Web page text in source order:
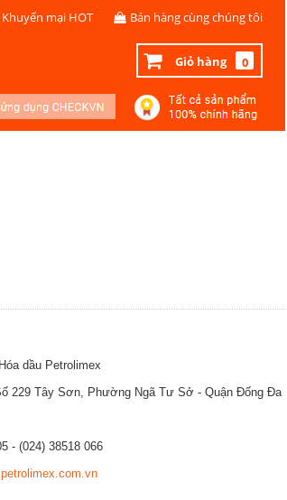
Khuyến mại HOT Bán hàng cùng chúng tôi
Giỏ hàng 0
dầu Petrolimex
229 Tây Sơn, Phường Ngã Tư Sở - Quận Đống Đa
- (024) 38518 066